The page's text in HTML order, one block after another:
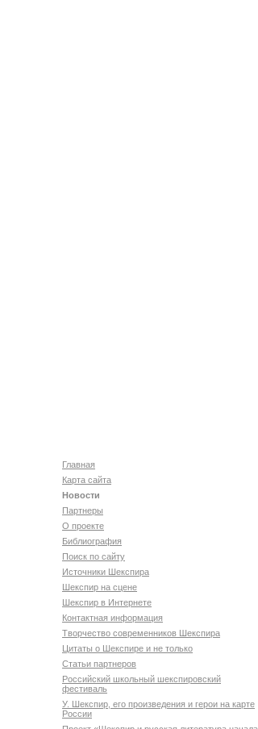
Главная
Карта сайта
Новости
Партнеры
О проекте
Библиография
Поиск по сайту
Источники Шекспира
Шекспир на сцене
Шекспир в Интернете
Контактная информация
Творчество современников Шекспира
Цитаты о Шекспире и не только
Статьи партнеров
Российский школьный шекспировский
фестиваль
У. Шекспир, его произведения и герои на карте
России